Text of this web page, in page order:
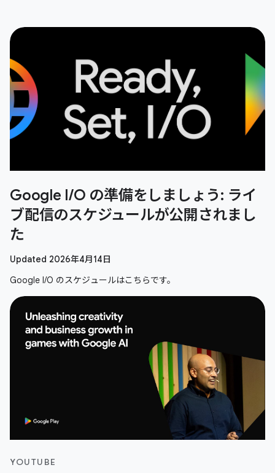
Google I/O の準備をしましょう: ライ
ブ配信のスケジュールが公開されまし
た
Updated 2026年4月14日
Google I/O のスケジュールはこちらです。
YOUTUBE